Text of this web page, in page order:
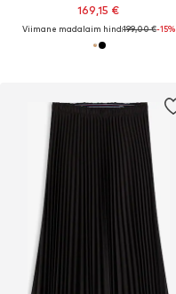
169,15 €
Viimane madalaim hind:199,00 €-15%